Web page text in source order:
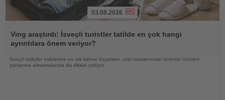
Oku
03.08.2026
Ving araştırdı: İsveçli turistler tatilde en çok hangi
ayrıntılara önem veriyor?
İsveçli tatilciler valizlerine en sık kahve koyarken, otel odalarındaki ücretsiz ürünleri
yanlarına almamalarıyla da dikkat çekiyor